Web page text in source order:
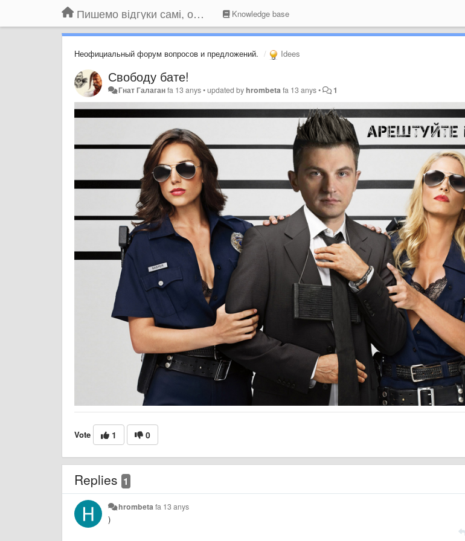
Пишемо відгуки самі, обговорюємо інші ідеї та пропозиції до Громадського Телебачення Knowledge base
Неофициальный форум вопросов и предложений. Idees
Свободу бате!
Гнат Галаганfa 13 anys•updated byhrombeta fa 13 anys• 1
Vote 1 0
Replies 1
hrombetafa 13 anys
)